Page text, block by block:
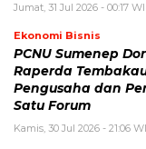
Jumat, 31 Jul 2026 - 00:17
Ekonomi Bisnis
PCNU Sumenep
Raperda
Pengusaha dan
Satu Forum
Kamis, 30 Jul 2026 - 21:06